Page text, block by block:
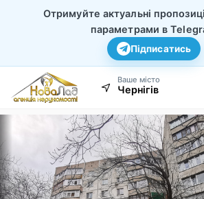
Отримуйте актуальні
параметрами в
Підписатись
Ваше місто
Чернігів